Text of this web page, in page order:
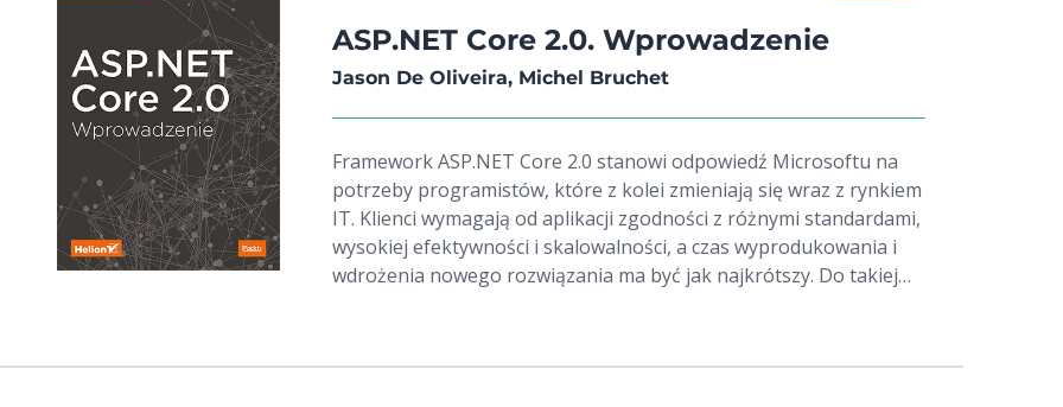
ASP.NET Core 2.0. Wprowadzenie
Jason De Oliveira, Michel Bruchet
Framework ASP.NET Core 2.0 stanowi odpowiedź Microsoftu na
potrzeby programistów, które z kolei zmieniają się wraz z rynkiem
IT. Klienci wymagają od aplikacji zgodności z różnymi standardami,
wysokiej efektywności i skalowalności, a czas wyprodukowania i
wdrożenia nowego rozwiązania ma być jak najkrótszy. Do takiej
wyśrubowanych kryteriów Microsoft stworzył platformę ASP.NET